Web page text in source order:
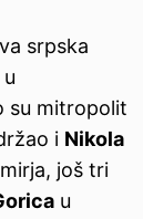
srpska
su mitropolit
i Nikola
još tri
u